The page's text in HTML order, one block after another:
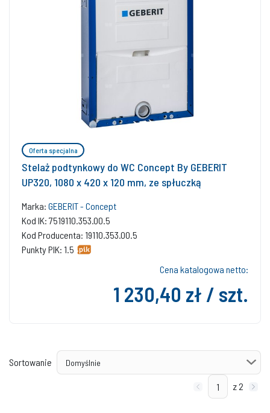
Oferta specjalna
Stelaż podtynkowy do WC Concept By GEBERIT
UP320, 1080 x 420 x 120 mm, ze spłuczką
Marka: GEBERIT - Concept
Kod IK: 7519110.353.00.5
Kod Producenta: 19110.353.00.5
Punkty PIK: 1.5
Cena katalogowa netto:
1 230,40 zł / szt.
Sortowanie
z 2